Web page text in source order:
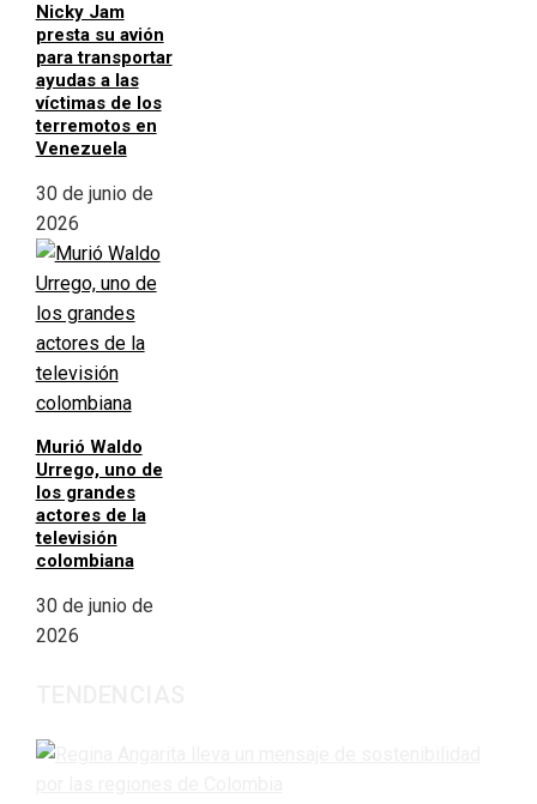
Nicky Jam
presta su avión
para transportar
ayudas a las
víctimas de los
terremotos en
Venezuela
30 de junio de
2026
Murió Waldo
Urrego, uno de
los grandes
actores de la
televisión
colombiana
30 de junio de
2026